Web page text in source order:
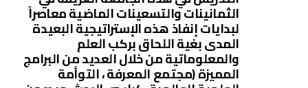
الثمانينات والتسعينات الماضية معاصراً
لبدايات إنفاذ هذه الإستراتيجية البعيدة
المدى بغية اللحاق بركب العلم
والمعلوماتية من خلال العديد من البرامج
المميزة (مجتمع المعرفة ، التوأمة